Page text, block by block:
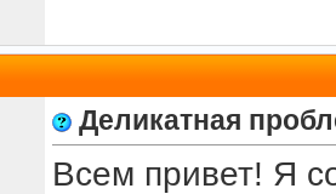
Деликатная
Всем привет! Я